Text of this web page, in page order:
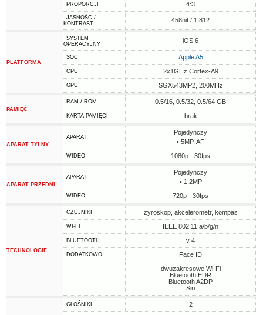
PROPORCJI 4:3
JASNOŚĆ /
KONTRAST
458nit / 1:812
PLATFORMA
SYSTEM
OPERACYJNY
iOS 6
SOC Apple A5
CPU 2x1GHz Cortex-A9
GPU SGX543MP2, 200MHz
PAMIĘĆ
RAM / ROM 0.5/16, 0.5/32, 0.5/64 GB
KARTA PAMIĘCI brak
APARAT TYLNY
APARAT
Pojedynczy
• 5MP, AF
WIDEO 1080p - 30fps
APARAT PRZEDNI
APARAT
Pojedynczy
• 1.2MP
WIDEO 720p - 30fps
TECHNOLOGIE
CZUJNIKI żyroskop, akcelerometr, kompas
WI-FI IEEE 802.11 a/b/g/n
BLUETOOTH v 4
DODATKOWO
Face ID
dwuzakresowe Wi-Fi
Bluetooth EDR
Bluetooth A2DP
Siri
GŁOŚNIKI 2